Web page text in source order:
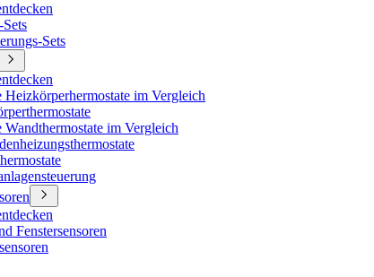
Sets
Sets
Heizkörperhermostate im Vergleich
Wandthermostate im Vergleich
Fenstersensoren